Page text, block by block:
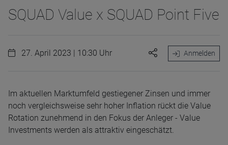
SQUAD Value x SQUAD Point Five
27. April 2023 | 10:30 Uhr Anmelden
Im aktuellen Marktumfeld gestiegener Zinsen und immer
noch vergleichsweise sehr hoher Inflation rückt die Value
Rotation zunehmend in den Fokus der Anleger - Value
Investments werden als attraktiv eingeschätzt.